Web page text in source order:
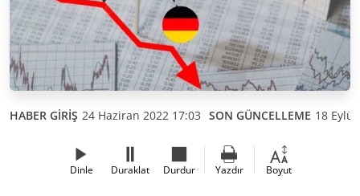
HABER GİRİŞ 24 Haziran 2022 17:03 SON GÜNCELLEME 18
Dinle Duraklat Durdur Yazdır Boyut